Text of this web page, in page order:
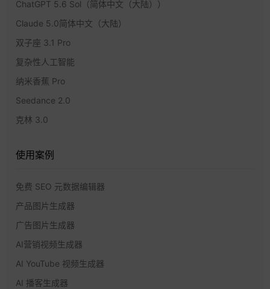
ChatGPT 5.6 Sol（简体中文（大陆））
Claude 5.0简体中文（大陆）
双子座 3.1 Pro
复杂性人工智能
纳米香蕉 Pro
Seedance 2.0
克林 3.0
使用案例
免费 SEO 元数据编辑器
产品图片生成器
广告图片生成器
AI营销视频生成器
AI YouTube 视频生成器
AI 播客生成器